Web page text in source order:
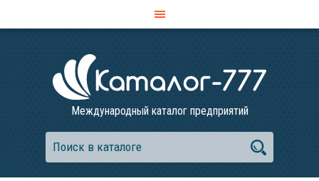
Международный каталог предприятий